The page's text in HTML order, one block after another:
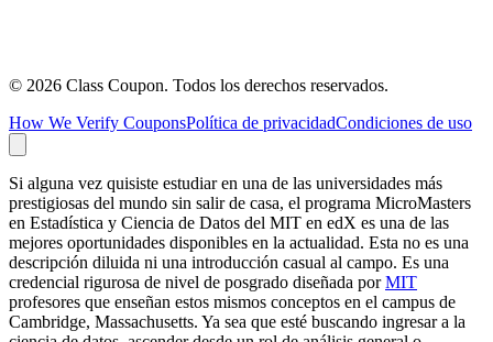
© 2026 Class Coupon. Todos los derechos reservados.
How We Verify CouponsPolítica de privacidadCondiciones de uso
Si alguna vez quisiste estudiar en una de las universidades más
prestigiosas del mundo sin salir de casa, el programa MicroMasters
en Estadística y Ciencia de Datos del MIT en edX es una de las
mejores oportunidades disponibles en la actualidad. Esta no es una
descripción diluida ni una introducción casual al campo. Es una
credencial rigurosa de nivel de posgrado diseñada porMIT
profesores que enseñan estos mismos conceptos en el campus de
Cambridge, Massachusetts. Ya sea que esté buscando ingresar a la